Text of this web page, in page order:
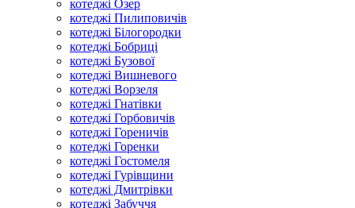
котеджі Озер
котеджі Пилиповичів
котеджі Білогородки
котеджі Бобриці
котеджі Бузової
котеджі Вишневого
котеджі Ворзеля
котеджі Гнатівки
котеджі Горбовичів
котеджі Гореничів
котеджі Горенки
котеджі Гостомеля
котеджі Гурівщини
котеджі Дмитрівки
котеджі Забуччя